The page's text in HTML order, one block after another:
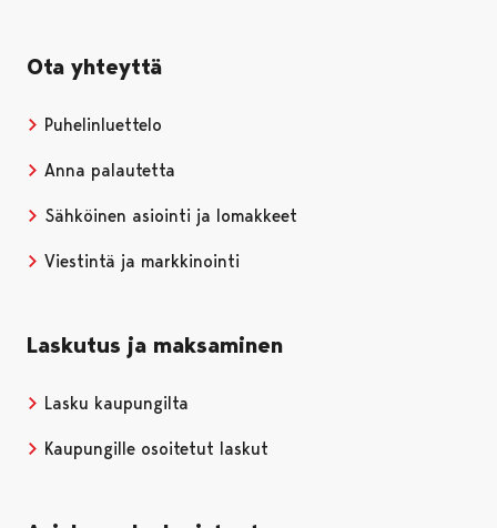
Ota yhteyttä
Puhelinluettelo
Anna palautetta
Sähköinen asiointi ja lomakkeet
Viestintä ja markkinointi
Laskutus ja maksaminen
Lasku kaupungilta
Kaupungille osoitetut laskut